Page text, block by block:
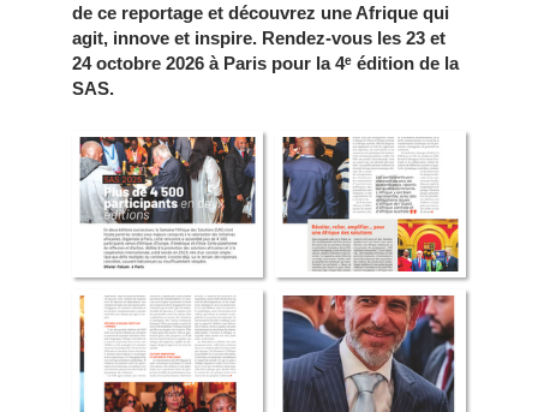
de ce reportage et découvrez une Afrique qui
agit, innove et inspire. Rendez-vous les 23 et
24 octobre 2026 à Paris pour la 4ᵉ édition de la
SAS.